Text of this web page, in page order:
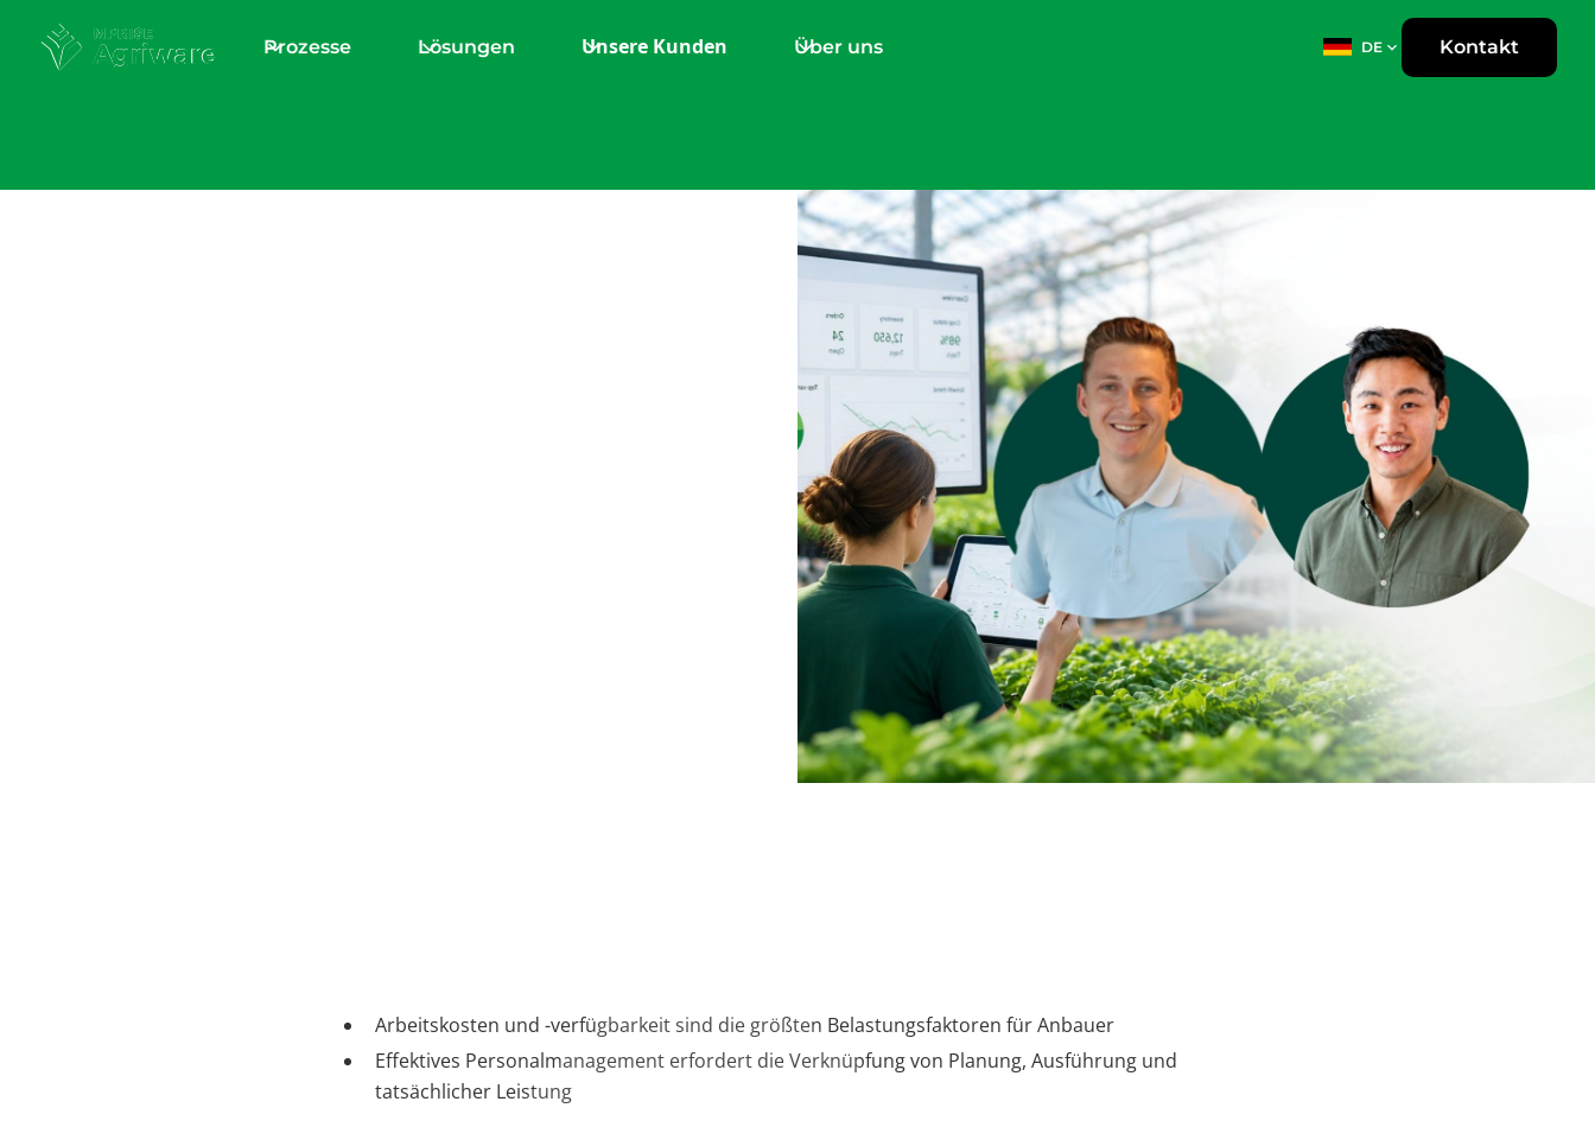
Prozesse Lösungen Unsere Kunden Über uns DE Kontakt
Arbeitskosten und -verfügbarkeit sind die größten Belastungsfaktoren für Anbauer
Effektives Personalmanagement erfordert die Verknüpfung von Planung, Ausführung und
tatsächlicher Leistung